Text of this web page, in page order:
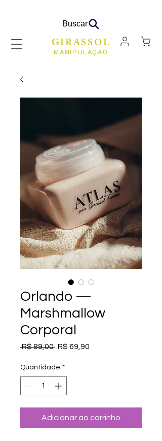
GIRASSOL
MANIPULAÇÃO
Buscar
Orlando —
Marshmallow
Corporal
R$ 89,00 Preço
R$ 69,90
Quantidade *
Adicionar ao carrinho